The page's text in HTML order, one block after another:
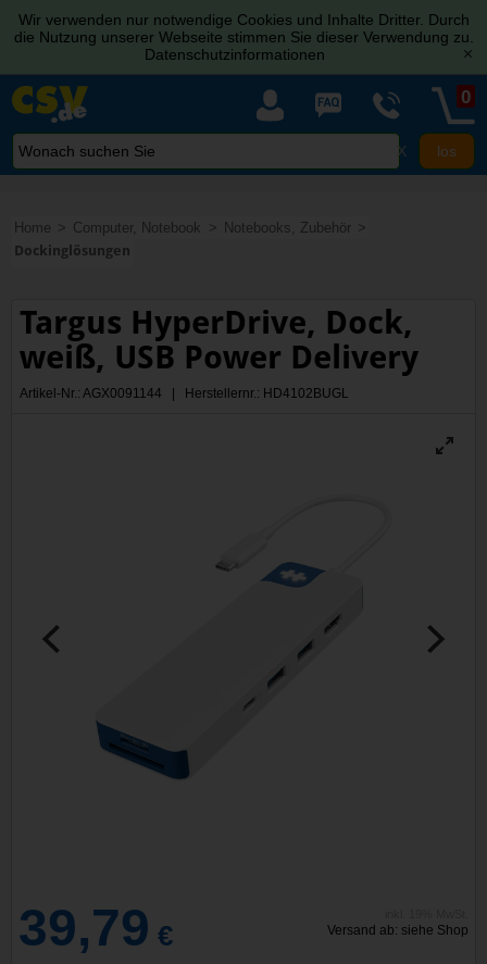
Wir verwenden nur notwendige Cookies und Inhalte Dritter. Durch
die Nutzung unserer Webseite stimmen Sie dieser Verwendung zu.
Datenschutzinformationen
[x]
X
0
Home Computer, Notebook
Notebooks, Zubehör
Dockinglösungen
Targus HyperDrive, Dock,
weiß, USB Power Delivery
Artikel-Nr.: AGX0091144 | Herstellernr.: HD4102BUGL
39,79 € Versand ab: siehe Shop